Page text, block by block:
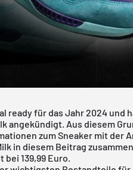
ready für das Jahr 2024 und
angekündigt. Aus diesem
zum Sneaker mit der
in diesem Beitrag
139,99 Euro.